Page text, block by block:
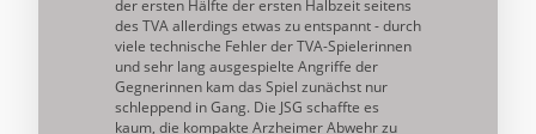
der ersten Hälfte der ersten Halbzeit seitens
des TVA allerdings etwas zu entspannt - durch
viele technische Fehler der TVA-Spielerinnen
und sehr lang ausgespielte Angriffe der
Gegnerinnen kam das Spiel zunächst nur
schleppend in Gang. Die JSG schaffte es
kaum, die kompakte Arzheimer Abwehr zu